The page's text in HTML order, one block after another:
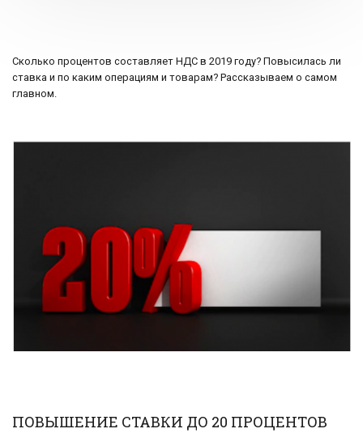
Сколько процентов составляет НДС в 2019 году? Повысилась ли
ставка и по каким операциям и товарам? Рассказываем о самом
главном.
ПОВЫШЕНИЕ СТАВКИ ДО 20 ПРОЦЕНТОВ